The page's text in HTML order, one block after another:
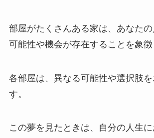
部屋がたくさんある家は、あなた
可能性や機会が存在することを象徴
各部屋は、異なる可能性や選択肢を
す。
この夢を見たときは、自分の人生